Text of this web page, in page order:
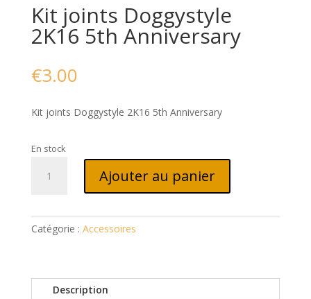
Kit joints Doggystyle
2K16 5th Anniversary
€3.00
Kit joints Doggystyle 2K16 5th Anniversary
En stock
Doggystyle
Anniversary
Ajouter au panier
Catégorie : Accessoires
Description